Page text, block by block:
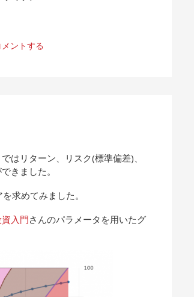
メントする
ではリターン、リスク(標準偏差)、
きました。
求めてみました。
入門さんのパラメータを用いたグ